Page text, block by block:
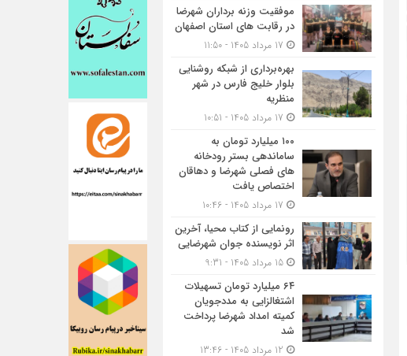
موفقیت وزنه برداران شهرضا
در رقابت های استان اصفهان
بهره‌برداری از شبکه روشنایی
بلوار خلیج فارس در شهر
منظریه
۱۰۰ میلیارد تومان به
ساماندهی بستر رودخانه
های فصلی شهرضا و دهاقان
اختصاص یافت
رونمایی از کتاب محیا، آخرین
اثر نویسنده جوان شهرضایی
۶۴ میلیارد تومان تسهیلات
اشتغالزایی به مددجویان
کمیته امداد شهرضا پرداخت
شد